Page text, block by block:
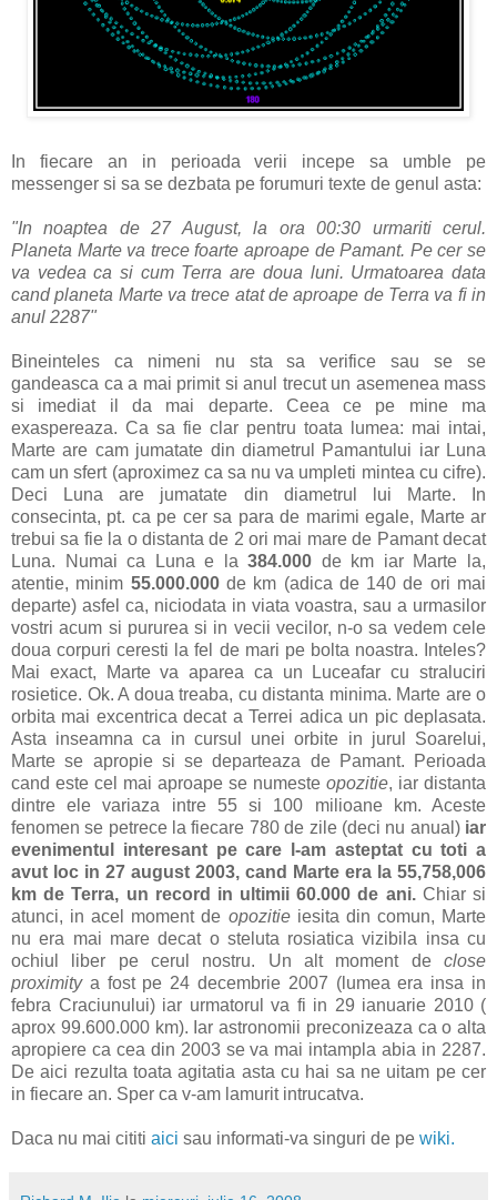
In fiecare an in perioada verii incepe sa umble pe
messenger si sa se dezbata pe forumuri texte de genul asta:
"In noaptea de 27 August, la ora 00:30 urmariti cerul.
Planeta Marte va trece foarte aproape de Pamant. Pe cer se
va vedea ca si cum Terra are doua luni. Urmatoarea data
cand planeta Marte va trece atat de aproape de Terra va fi in
anul 2287"
Bineinteles ca nimeni nu sta sa verifice sau se se
gandeasca ca a mai primit si anul trecut un asemenea mass
si imediat il da mai departe. Ceea ce pe mine ma
exaspereaza. Ca sa fie clar pentru toata lumea: mai intai,
Marte are cam jumatate din diametrul Pamantului iar Luna
cam un sfert (aproximez ca sa nu va umpleti mintea cu cifre).
Deci Luna are jumatate din diametrul lui Marte. In
consecinta, pt. ca pe cer sa para de marimi egale, Marte ar
trebui sa fie la o distanta de 2 ori mai mare de Pamant decat
Luna. Numai ca Luna e la384.000 de km iar Marte la,
atentie, minim 55.000.000de km (adica de 140 de ori mai
departe) asfel ca, niciodata in viata voastra, sau a urmasilor
vostri acum si pururea si in vecii vecilor, n-o sa vedem cele
doua corpuri ceresti la fel de mari pe bolta noastra. Inteles?
Mai exact, Marte va aparea ca un Luceafar cu straluciri
rosietice. Ok. A doua treaba, cu distanta minima. Marte are o
orbita mai excentrica decat a Terrei adica un pic deplasata.
Asta inseamna ca in cursul unei orbite in jurul Soarelui,
Marte se apropie si se departeaza de Pamant. Perioada
cand este cel mai aproape se numeste opozitie, iar distanta
dintre ele variaza intre 55 si 100 milioane km. Aceste
fenomen se petrece la fiecare 780 de zile (deci nu anual) iar
evenimentul interesant pe care l-am asteptat cu toti a
avut loc in 27 august 2003, cand Marte era la 55,758,006
km de Terra, un record in ultimii 60.000 de ani.Chiar si
atunci, in acel moment de opozitieiesita din comun, Marte
nu era mai mare decat o steluta rosiatica vizibila insa cu
ochiul liber pe cerul nostru. Un alt moment de close
proximitya fost pe 24 decembrie 2007 (lumea era insa in
febra Craciunului) iar urmatorul va fi in 29 ianuarie 2010 (
aprox 99.600.000 km). Iar astronomii preconizeaza ca o alta
apropiere ca cea din 2003 se va mai intampla abia in 2287.
De aici rezulta toata agitatia asta cu hai sa ne uitam pe cer
in fiecare an. Sper ca v-am lamurit intrucatva.
Daca nu mai cititi aici sau informati-va singuri de pe wiki.